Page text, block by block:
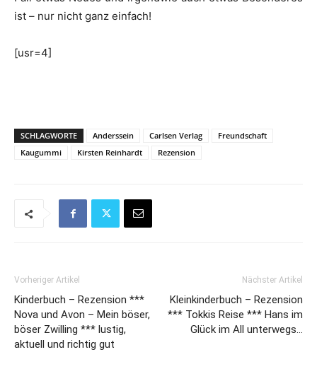
ist – nur nicht ganz einfach!
[usr=4]
SCHLAGWORTE Anderssein Carlsen Verlag
Freundschaft
Kaugummi
Kirsten Reinhardt Rezension
Vorheriger Artikel
Kinderbuch – Rezension ***
Nova und Avon – Mein böser,
böser Zwilling *** lustig,
aktuell und richtig gut
Nächster Artikel
Kleinkinderbuch – Rezension
*** Tokkis Reise *** Hans im
Glück im All unterwegs…